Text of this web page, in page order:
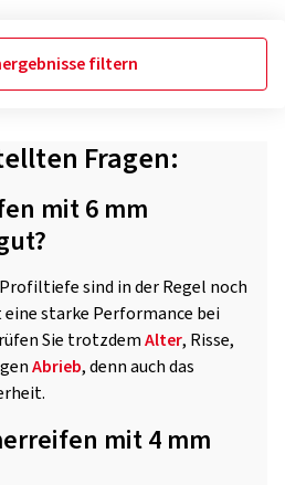
filtern
Fragen:
mit 6 mm
sind in der Regel noch
starke Performance bei
Sie trotzdemAlter, Risse,
Abrieb, denn auch das
mit 4 mm